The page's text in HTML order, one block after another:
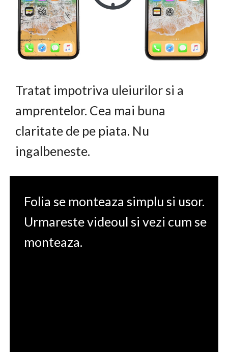
Tratat impotriva uleiurilor si a
amprentelor. Cea mai buna
claritate de pe piata. Nu
ingalbeneste.
Folia se monteaza simplu si usor.
Urmareste videoul si vezi cum se
monteaza.